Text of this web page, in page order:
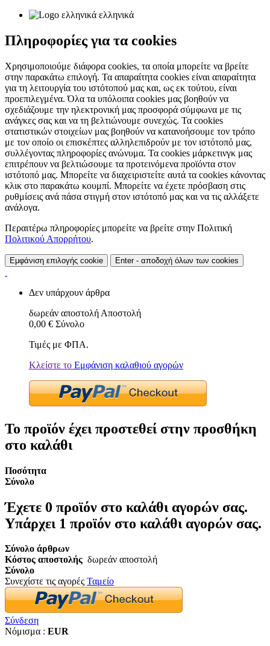
ελληνικά
Πληροφορίες για τα cookies
Χρησιμοποιούμε διάφορα cookies, τα οποία μπορείτε να βρείτε
στην παρακάτω επιλογή. Τα απαραίτητα cookies είναι απαραίτητα
για τη λειτουργία του ιστότοπού μας και, ως εκ τούτου, είναι
προεπιλεγμένα. Όλα τα υπόλοιπα cookies μας βοηθούν να
σχεδιάζουμε την ηλεκτρονική μας προσφορά σύμφωνα με τις
ανάγκες σας και να τη βελτιώνουμε συνεχώς. Τα cookies
στατιστικών στοιχείων μας βοηθούν να κατανοήσουμε τον τρόπο
με τον οποίο οι επισκέπτες αλληλεπιδρούν με τον ιστότοπό μας,
συλλέγοντας πληροφορίες ανώνυμα. Τα cookies μάρκετινγκ μας
επιτρέπουν να βελτιώσουμε τα προτεινόμενα προϊόντα στον
ιστότοπό μας. Μπορείτε να διαχειριστείτε αυτά τα cookies κάνοντας
κλικ στο παρακάτω κουμπί. Μπορείτε να έχετε πρόσβαση στις
ρυθμίσεις ανά πάσα στιγμή στον ιστότοπό μας και να τις αλλάξετε
ανάλογα.
Περαιτέρω πληροφορίες μπορείτε να βρείτε στην Πολιτική
Πολιτικού Απορρήτου.
Εμφάνιση επιλογής cookie Enter - αποδοχή όλων των cookies
Δεν υπάρχουν άρθρα
δωρεάν αποστολή Αποστολή
0,00 € Σύνολο
Τιμές με ΦΠΑ.
Κλείστε το Εμφάνιση καλαθιού αγορών
Το προϊόν έχει προστεθεί στην προσθήκη
στο καλάθι
Ποσότητα
Σύνολο
Έχετε 0 προϊόν στο καλάθι αγορών σας.
Υπάρχει 1 προϊόν στο καλάθι αγορών σας.
Σύνολο άρθρων
Κόστος αποστολής δωρεάν αποστολή
Σύνολο
Συνεχίστε τις αγορές Ταμείο
Σύνδεση
Νόμισμα : EUR